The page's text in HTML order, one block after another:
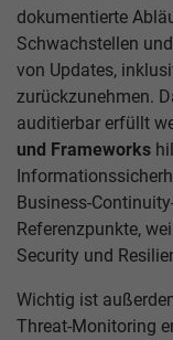
dokumentierte
Schwachstellen
von Updates,
zurückzunehmen.
auditierbar erfüllt
und Frameworks
Business-
Referenzpunkte,
Security und
Wichtig ist
Threat-Monitoring